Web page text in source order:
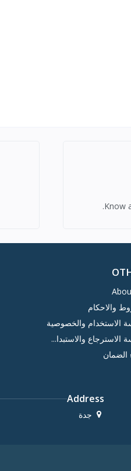
Know
والاحكام
الاستخدام والخصوصية
الاسترجاع والاستبدا...
الضمان
Address
جدة